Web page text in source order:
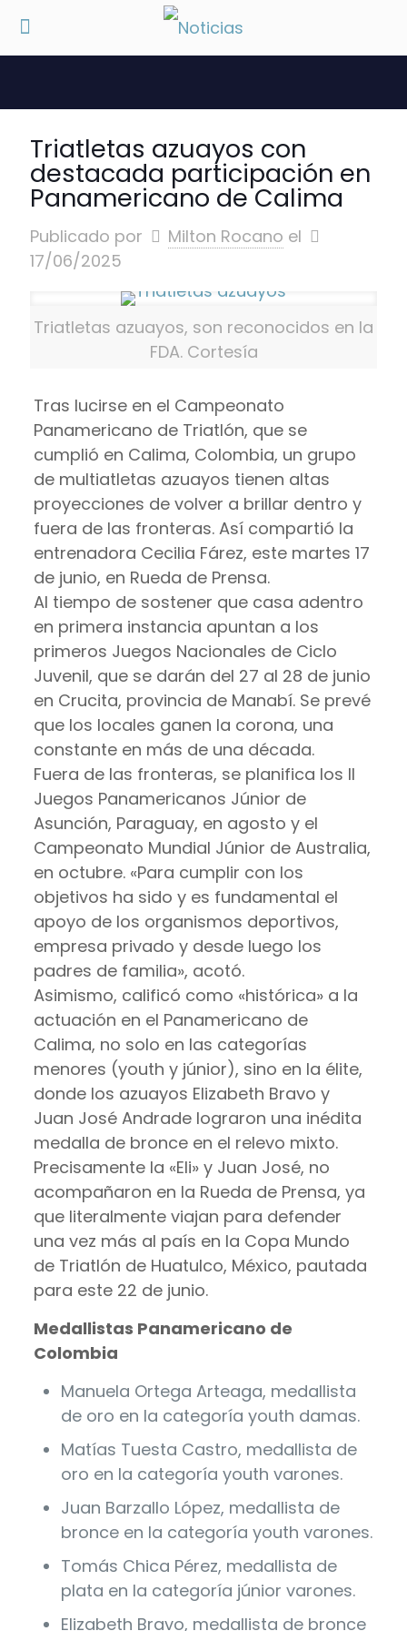
Triatletas azuayos con
destacada participación en
Panamericano de Calima
Publicado por Milton Rocano el
17/06/2025
Triatletas azuayos, son reconocidos en la
FDA. Cortesía
Tras lucirse en el Campeonato
Panamericano de Triatlón, que se
cumplió en Calima, Colombia, un grupo
de multiatletas azuayos tienen altas
proyecciones de volver a brillar dentro y
fuera de las fronteras. Así compartió la
entrenadora Cecilia Fárez, este martes 17
de junio, en Rueda de Prensa.
Al tiempo de sostener que casa adentro
en primera instancia apuntan a los
primeros Juegos Nacionales de Ciclo
Juvenil, que se darán del 27 al 28 de junio
en Crucita, provincia de Manabí. Se prevé
que los locales ganen la corona, una
constante en más de una década.
Fuera de las fronteras, se planifica los II
Juegos Panamericanos Júnior de
Asunción, Paraguay, en agosto y el
Campeonato Mundial Júnior de Australia,
en octubre. «Para cumplir con los
objetivos ha sido y es fundamental el
apoyo de los organismos deportivos,
empresa privado y desde luego los
padres de familia», acotó.
Asimismo, calificó como «histórica» a la
actuación en el Panamericano de
Calima, no solo en las categorías
menores (youth y júnior), sino en la élite,
donde los azuayos Elizabeth Bravo y
Juan José Andrade lograron una inédita
medalla de bronce en el relevo mixto.
Precisamente la «Eli» y Juan José, no
acompañaron en la Rueda de Prensa, ya
que literalmente viajan para defender
una vez más al país en la Copa Mundo
de Triatlón de Huatulco, México, pautada
para este 22 de junio.
Medallistas Panamericano de
Colombia
Manuela Ortega Arteaga, medallista
de oro en la categoría youth damas.
Matías Tuesta Castro, medallista de
oro en la categoría youth varones.
Juan Barzallo López, medallista de
bronce en la categoría youth varones.
Tomás Chica Pérez, medallista de
plata en la categoría júnior varones.
Elizabeth Bravo, medallista de bronce